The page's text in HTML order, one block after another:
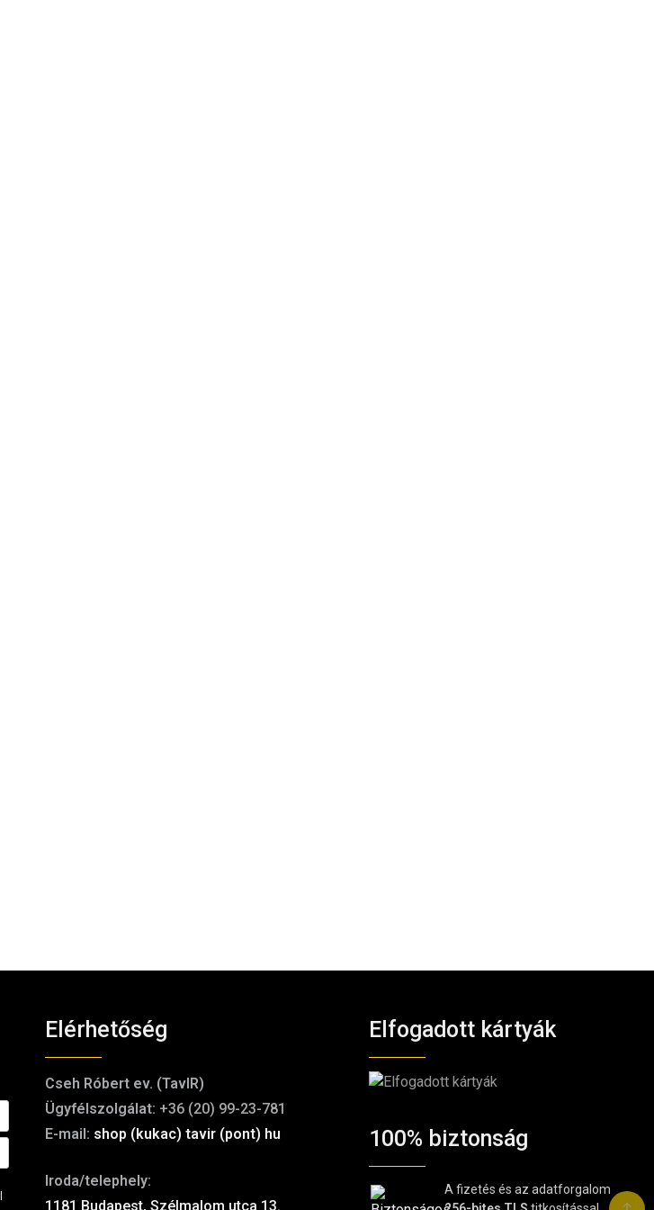
Elérhetőség
Cseh Róbert ev. (TavIR)
Ügyfélszolgálat: +36 (20) 99-23-781
E-mail: shop (kukac) tavir (pont) hu
Iroda/telephely:
1181 Budapest, Szélmalom utca 13.
Elfogadott kártyák
100% biztonság
A fizetés és az adatforgalom